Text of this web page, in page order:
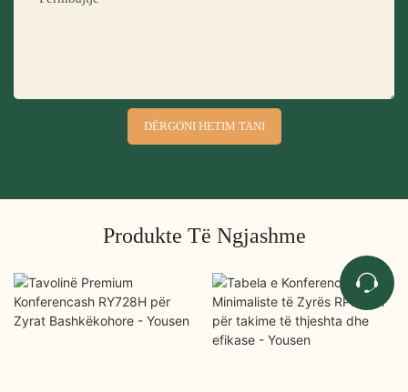
DËRGONI HETIM TANI
Produkte Të Ngjashme